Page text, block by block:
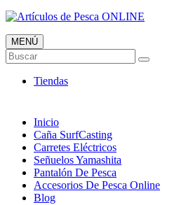
Artículos de Pesca ONLINE
Envió 24/7!!!
MENÚ
Buscar
Tiendas
Inicio
Caña SurfCasting
Carretes Eléctricos
Señuelos Yamashita
Pantalón De Pesca
Accesorios De Pesca Online
Blog